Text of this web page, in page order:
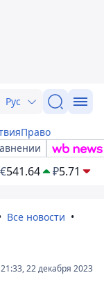
Рус
Право
€541.64 ₽5.71
Все новости
21:33, 22 декабря 2023